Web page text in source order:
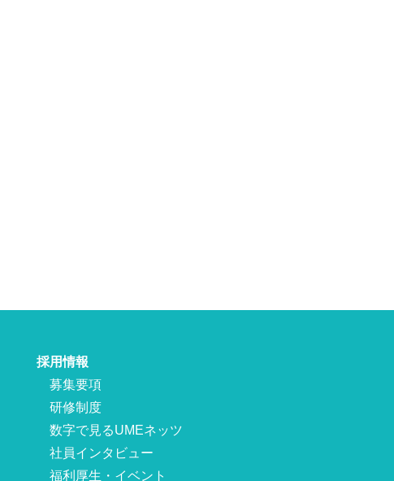
採用情報
募集要項
研修制度
数字で見るUMEネッツ
社員インタビュー
福利厚生・イベント